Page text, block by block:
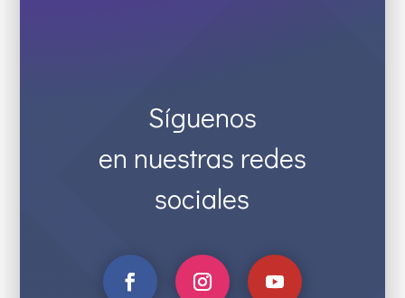
Síguenos
en nuestras redes
sociales